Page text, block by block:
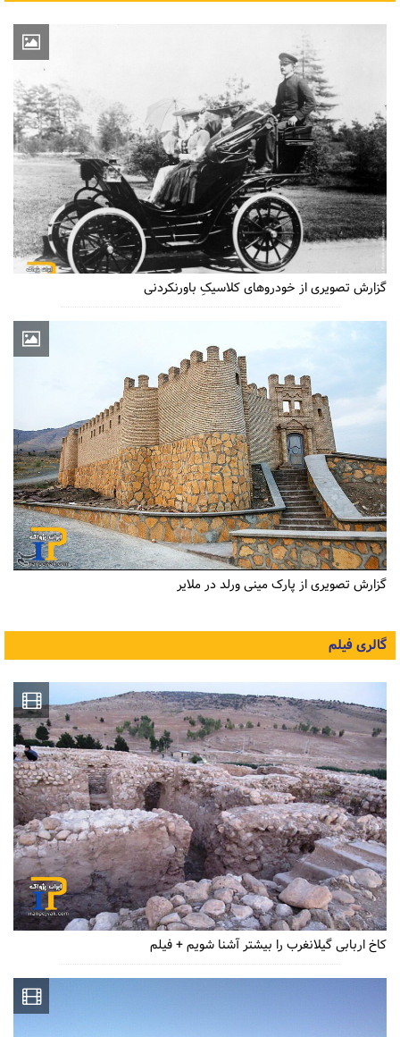
گزارش تصویری از خودروهای کلاسیکِ باورنکردنی
گزارش تصویری از پارک مینی ورلد در ملایر
گالری فیلم
کاخ اربابی گیلانغرب را بیشتر آشنا شویم + فیلم